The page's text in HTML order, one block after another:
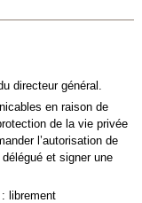
directeur général.
en raison de
de la vie privée
l’autorisation de
et signer une
librement